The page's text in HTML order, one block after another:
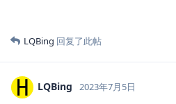
LQBing 回复了此帖
LQBing 2023年7月5日